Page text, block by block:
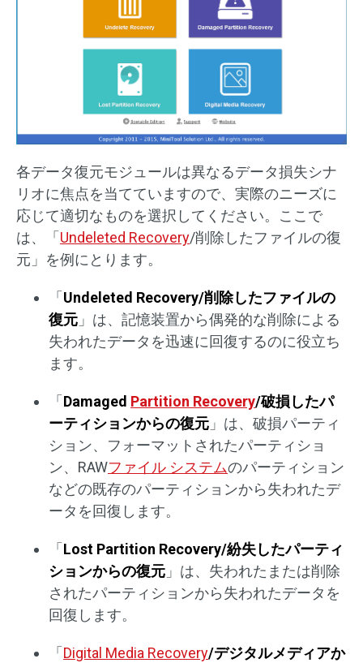
各データ復元モジュールは異なるデータ損失シナ
リオに焦点を当てていますので、実際のニーズに
応じて適切なものを選択してください。ここで
は、「 Undeleted Recovery/削除したファイルの復
元」を例にとります。
「 Undeleted Recovery/削除したファイルの
復元 」は、記憶装置から偶発的な削除による
失われたデータを迅速に回復するのに役立ち
ます。
「 Damaged Partition Recovery/破損したパ
ーティションからの復元 」は、破損パーティ
ション、フォーマットされたパーティショ
ン、RAWファイル システムのパーティション
などの既存のパーティションから失われたデ
ータを回復します。
「 Lost Partition Recovery/紛失したパーティ
ションからの復元 」は、失われたまたは削除
されたパーティションから失われたデータを
回復します。
「 Digital Media Recovery/デジタルメディアか